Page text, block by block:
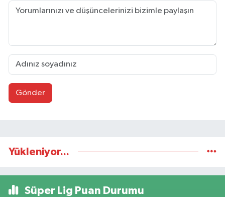
Gönder
Yükleniyor...
Süper Lig Puan Durumu